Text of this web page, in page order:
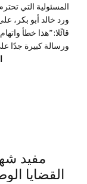
المسئولية التي
ورد خالد أبو بكر،
قائًلا:”هذا خطأ
ورسالة كبيرة جدًا
مفيد
القضايا